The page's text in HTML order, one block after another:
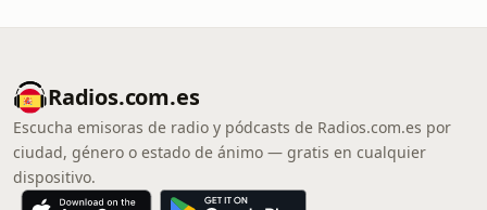
Radios.com.es
Escucha emisoras de radio y pódcasts de Radios.com.es por
ciudad, género o estado de ánimo — gratis en cualquier
dispositivo.